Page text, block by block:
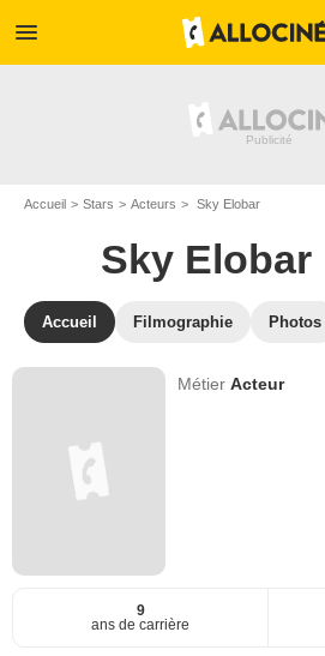
menu
Accueil Stars Acteurs Sky Elobar
Sky Elobar
Accueil Filmographie Photos
MétierActeur
9
ans de carrière